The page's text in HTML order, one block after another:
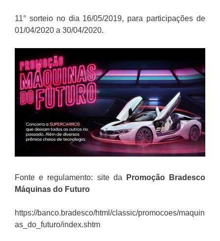
11° sorteio no dia 16/05/2019, para participações de
01/04/2020 a 30/04/2020.
Fonte e regulamento: site da
Promoção Bradesco
Máquinas do Futuro
https://banco.bradesco/html/classic/promocoes/maquin
as_do_futuro/index.shtm